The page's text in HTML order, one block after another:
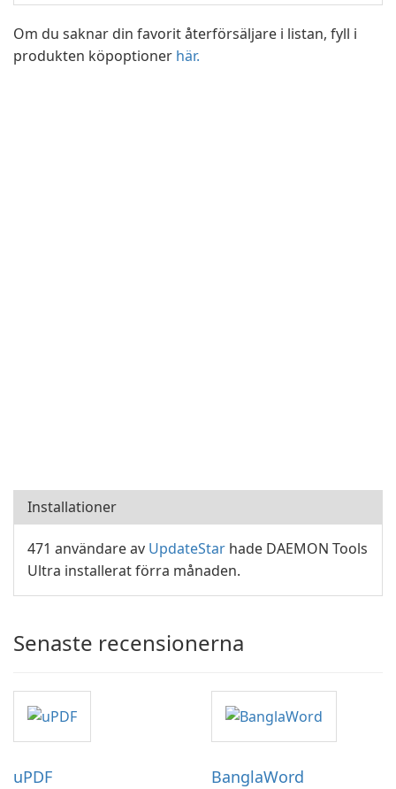
Om du saknar din favorit återförsäljare i listan, fyll i
produkten köpoptioner här.
Installationer
471 användare av UpdateStar hade DAEMON Tools
Ultra installerat förra månaden.
Senaste recensionerna
uPDF BanglaWord